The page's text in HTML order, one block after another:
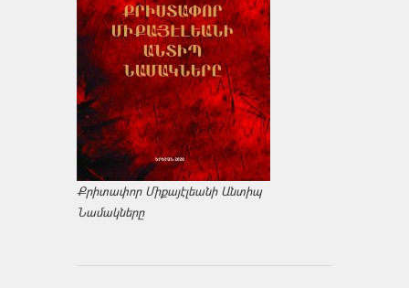
Քրիտափոր Միքայէլեանի Անտիպ
Նամակները